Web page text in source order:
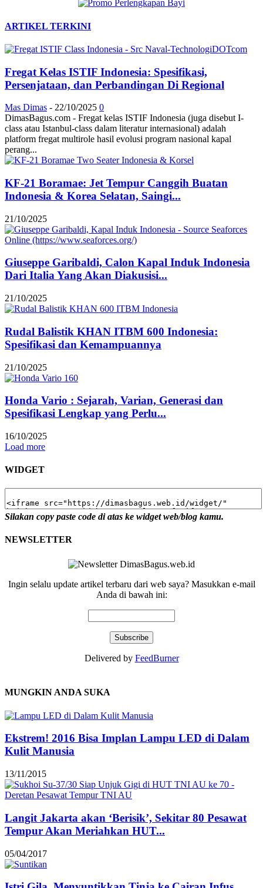
ARTIKEL TERKINI
Fregat Kelas ISTIF Indonesia: Spesifikasi,
Persenjataan, dan Perbandingan Di Regional
Mas Dimas - 22/10/2025 0
DimasBagus.com - Fregat kelas ISTIF Indonesia (juga disebut I-
class atau Istanbul-class dalam literatur internasional) adalah
platform fregat multirole hasil evolusi program nasional kapal
perang...
KF-21 Boramae: Jet Tempur Canggih Buatan
Indonesia & Korea Selatan, Saingi...
21/10/2025
Giuseppe Garibaldi, Calon Kapal Induk Indonesia
Dari Italia Yang Akan Diakusisi...
21/10/2025
Rudal Balistik KHAN ITBM 600 Indonesia:
Spesifikasi dan Kemampuannya
21/10/2025
Honda Vario : Sejarah, Varian, Generasi dan
Spesifikasi Lengkap yang Perlu...
16/10/2025
Load more
WIDGET
Silakan copy paste code di atas ke widget web/blog kamu.
NEWSLETTER
Ingin selalu update artikel terbaru dari web saya? Masukkan e-mail
Anda di bawah ini:
Delivered by FeedBurner
MUNGKIN ANDA SUKA
Ekstrem! 2016 Bisa Implan Lampu LED di Dalam
Kulit Manusia
13/11/2015
Langit Jakarta akan ‘Berisik’, Sekitar 80 Pesawat
Tempur Akan Meriahkan HUT...
05/04/2017